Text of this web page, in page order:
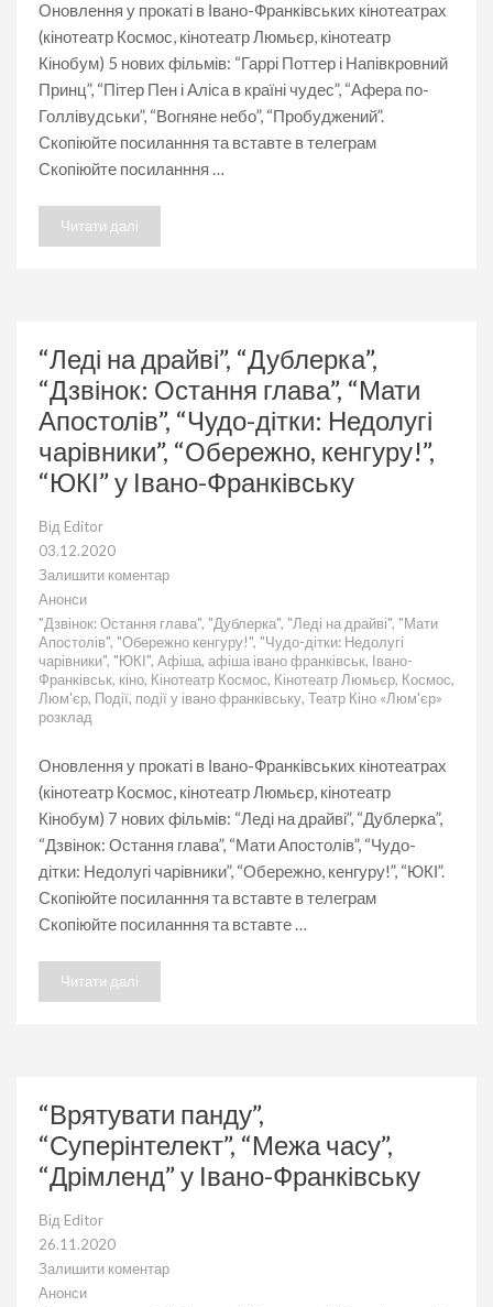
Голлівудськи”,
Пен
і
Аліса
в
країні
чудес”,”Вогняне
“Пробуджений”
Івано-
Франківську
Оновлення у прокаті в Івано-Франківських кінотеатрах
(кінотеатр Космос, кінотеатр Люмьєр, кінотеатр
Кінобум) 5 нових фільмів: “Гаррі Поттер і Напівкровний
Принц”, “Пітер Пен і Аліса в країні чудес”, “Афера по-
Голлівудськи”, “Вогняне небо”, “Пробуджений”.
Скопіюйте посиланння та вставте в телеграм
Скопіюйте посиланння …
Читати далі
“Леді на драйві”, “Дублерка”,
“Дзвінок: Остання глава”, “Мати
Апостолів”, “Чудо-дітки: Недолугі
чарівники”, “Обережно, кенгуру!”,
“ЮКІ” у Івано-Франківську
Від Editor
03.12.2020
Залишити коментар
до
на
драйві”,
“Дублерка”,
“Дзвінок:
Остання
глава”,
Апостолів”,
дітки:
Недолугі
чарівники”,
“Обережно,
кенгуру!”,
“ЮКІ”
Івано-
Анонси
"Дзвінок: Остання глава", "Дублерка", "Леді на драйві", "Мати
Апостолів", "Обережно кенгуру!", "Чудо-дітки: Недолугі
чарівники", "ЮКІ", Афіша, афіша івано франківськ, Івано-
Франківськ, кіно, Кінотеатр Космос, Кінотеатр Люмьєр, Космос,
Люм'єр, Події, події у івано франківську, Театр Кіно «Люм'єр»
розклад
Оновлення у прокаті в Івано-Франківських кінотеатрах
(кінотеатр Космос, кінотеатр Люмьєр, кінотеатр
Кінобум) 7 нових фільмів: “Леді на драйві”, “Дублерка”,
“Дзвінок: Остання глава”, “Мати Апостолів”, “Чудо-
дітки: Недолугі чарівники”, “Обережно, кенгуру!”, “ЮКІ”.
Скопіюйте посиланння та вставте в телеграм
Скопіюйте посиланння та вставте …
Читати далі
“Врятувати панду”,
“Суперінтелект”, “Межа часу”,
“Дрімленд” у Івано-Франківську
Від Editor
26.11.2020
Залишити коментар
до
Анонси